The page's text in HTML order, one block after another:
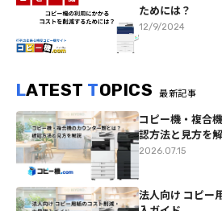
ためには？
12/9/2024
LATEST TOPICS 最新記事
コピー機・複合
認方法と見方を
2026.07.15
法人向け コピー